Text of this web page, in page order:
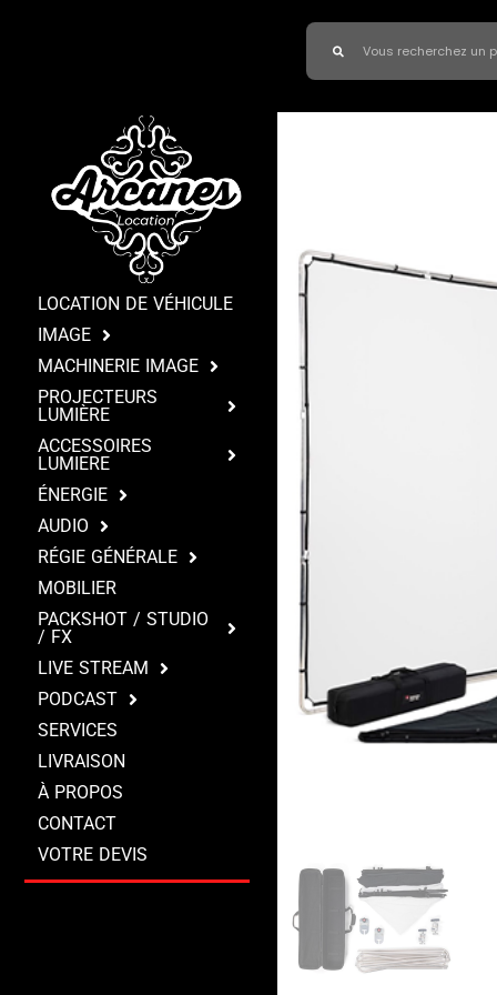
LOCATION DE VÉHICULE
IMAGE
MACHINERIE IMAGE
PROJECTEURS
LUMIÈRE
ACCESSOIRES
LUMIERE
ÉNERGIE
AUDIO
RÉGIE GÉNÉRALE
MOBILIER
PACKSHOT / STUDIO
/ FX
LIVE STREAM
PODCAST
SERVICES
LIVRAISON
À PROPOS
CONTACT
VOTRE DEVIS